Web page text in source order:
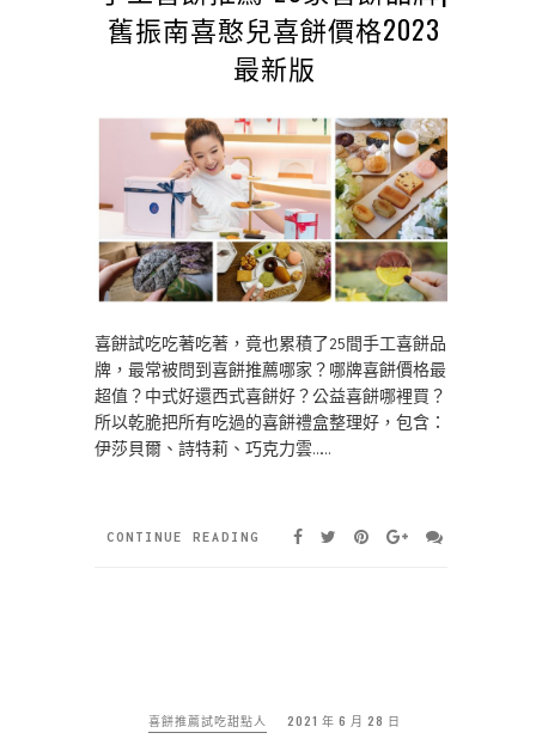
舊振南喜憨兒喜餅價格2023
最新版
喜餅試吃吃著吃著，竟也累積了25間手工喜餅品
牌，最常被問到喜餅推薦哪家？哪牌喜餅價格最
超值？中式好還西式喜餅好？公益喜餅哪裡買？
所以乾脆把所有吃過的喜餅禮盒整理好，包含：
伊莎貝爾、詩特莉、巧克力雲……
CONTINUE READING
喜餅推薦試吃甜點人 2021 年 6 月 28 日